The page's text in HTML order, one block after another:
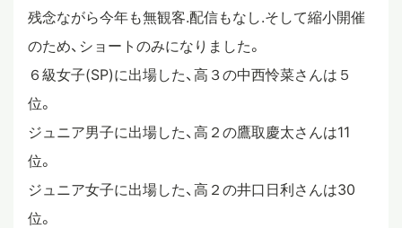
ニュース
教員ブログ
残念ながら今年も無観客.配信もなし.そして縮小開催
のため、ショートのみになりました。
６級女子(SP)に出場した、高３の中西怜菜さんは５
位。
ジュニア男子に出場した、高２の鷹取慶太さんは11
位。
ジュニア女子に出場した、高２の井口日利さんは30
位。